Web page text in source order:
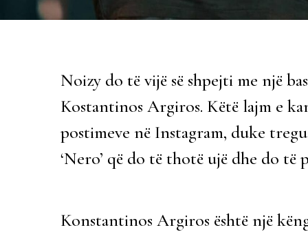
Noizy do të vijë së shpejti me një
Kostantinos Argiros. Këtë lajm e
postimeve në Instagram, duke
‘Nero’ që do të thotë ujë dhe do
Konstantinos Argiros është një